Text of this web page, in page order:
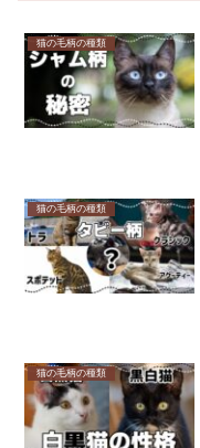
猫の毛柄の種類
猫の毛柄の種類
猫の毛柄の種類